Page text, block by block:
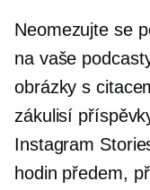
Neomezujte se
na vaše
obrázky s
zákulisí
Instagram
hodin předem,